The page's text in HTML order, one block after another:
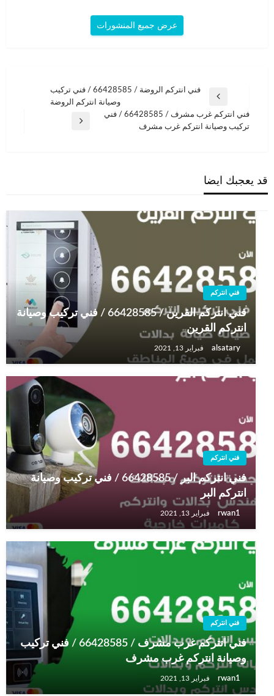
عرض جميع المنشورات
المقالات
المقالة
السابقة
فني انتركم الروضة / 66428585 / فني تركيب
وصيانة انتركم الروضة
المقالة
فني انتركم غرب مشرف / 66428585 / فني
تركيب وصيانة انتركم غرب مشرف
قد يعجبك ايضا
فني انتركم
فني انتركم القرين / 66428585 / فني تركيب وصيانة
انتركم القرين
alsatary فبراير 13, 2021
فني انتركم
فني انتركم البر / 66428585 / فني تركيب وصيانة
انتركم البر
rwan1 فبراير 13, 2021
فني انتركم
فني انتركم غرب مشرف / 66428585 / فني تركيب
وصيانة انتركم غرب مشرف
rwan1 فبراير 13, 2021